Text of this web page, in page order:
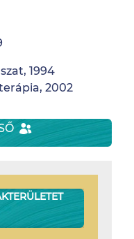
1994
2002